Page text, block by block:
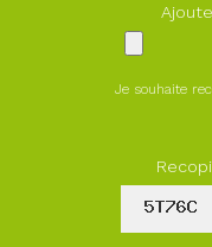
Je souhaite